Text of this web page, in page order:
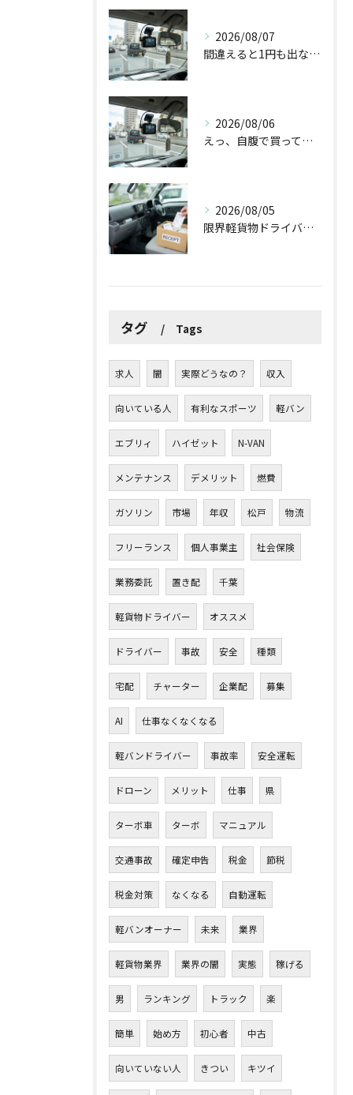
2026/08/07
間違えると1円も出ない！？ドラレコ補助金を使う前に知っておくべき3つの注意点
2026/08/06
えっ、自腹で買ってた！ドラレコやバックカメラの導入で国からお金が出るって本当？
2026/08/05
限界軽貨物ドライバーが最低限やるべき！？「ズボラ経費防衛術」
タグ Tags
求人 闇 実際どうなの？ 収入
向いている人 有利なスポーツ 軽バン
エブリィ ハイゼット N-VAN
メンテナンス デメリット 燃費
ガソリン 市場 年収 松戸 物流
フリーランス 個人事業主 社会保険
業務委託 置き配 千葉
軽貨物ドライバー オススメ
ドライバー 事故 安全 種類
宅配 チャーター 企業配 募集
AI 仕事なくなくなる
軽バンドライバー 事故率 安全運転
ドローン メリット 仕事 県
ターボ車 ターボ マニュアル
交通事故 確定申告 税金 節税
税金対策 なくなる 自動運転
軽バンオーナー 未来 業界
軽貨物業界 業界の闇 実態 稼げる
男 ランキング トラック 楽
簡単 始め方 初心者 中古
向いていない人 きつい キツイ